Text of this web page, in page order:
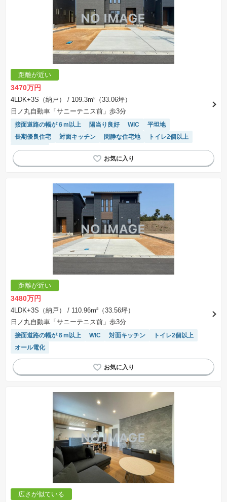
距離が近い
3470万円
4LDK+3S（納戸）
/ 109.3m²（33.06坪）
日ノ丸自動車「サニーテニス前」歩3分
接面道路の幅が６m以上 陽当り良好 WIC
平坦地
長期優良住宅
対面キッチン 閑静な住宅地
トイレ2個以上
オール電化
距離が近い
3480万円
4LDK+3S（納戸）
/ 110.96m²（33.56坪）
日ノ丸自動車「サニーテニス前」歩3分
接面道路の幅が６m以上 WIC 対面キッチン
トイレ2個以上
オール電化
広さが似ている